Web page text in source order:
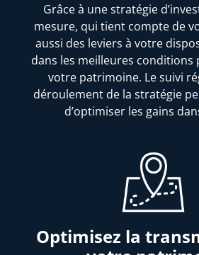
Grâce à une stratégie
mesure, qui tient compte de
aussi des leviers à votre
dans les meilleures
votre patrimoine. Le suivi
déroulement de la stratégie
d’optimiser les gains
Optimisez la